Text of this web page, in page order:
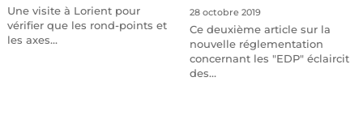
Une visite à Lorient pour
vérifier que les rond-points et
les axes…
28 octobre 2019
Ce deuxième article sur la
nouvelle réglementation
concernant les "EDP" éclaircit
des…